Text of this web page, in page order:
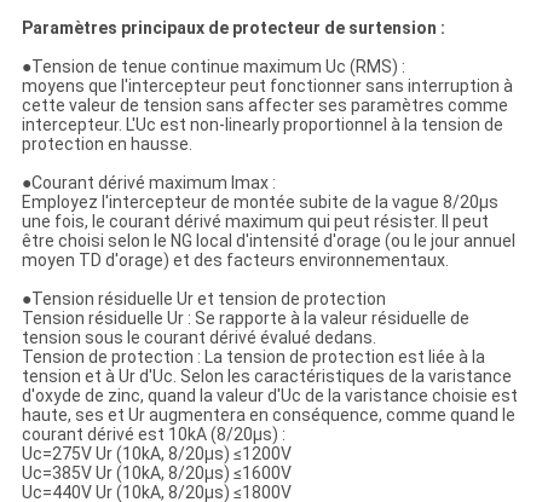
Paramètres principaux de protecteur de surtension :
●Tension de tenue continue maximum Uc (RMS) :
moyens que l'intercepteur peut fonctionner sans interruption à
cette valeur de tension sans affecter ses paramètres comme
intercepteur. L'Uc est non-linearly proportionnel à la tension de
protection en hausse.
●Courant dérivé maximum Imax :
Employez l'intercepteur de montée subite de la vague 8/20μs
une fois, le courant dérivé maximum qui peut résister. Il peut
être choisi selon le NG local d'intensité d'orage (ou le jour annuel
moyen TD d'orage) et des facteurs environnementaux.
●Tension résiduelle Ur et tension de protection
Tension résiduelle Ur : Se rapporte à la valeur résiduelle de
tension sous le courant dérivé évalué dedans.
Tension de protection : La tension de protection est liée à la
tension et à Ur d'Uc. Selon les caractéristiques de la varistance
d'oxyde de zinc, quand la valeur d'Uc de la varistance choisie est
haute, ses et Ur augmentera en conséquence, comme quand le
courant dérivé est 10kA (8/20μs) :
Uc=275V Ur (10kA, 8/20μs) ≤1200V
Uc=385V Ur (10kA, 8/20μs) ≤1600V
Uc=440V Ur (10kA, 8/20μs) ≤1800V